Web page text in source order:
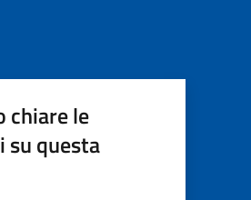
chiare le
su questa